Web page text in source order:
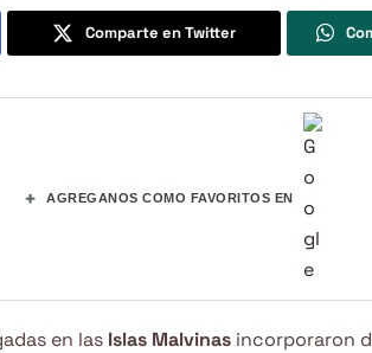
Comparte en Twitter
+ AGREGANOS COMO FAVORITOS EN
en las Islas Malvinas incorporaron